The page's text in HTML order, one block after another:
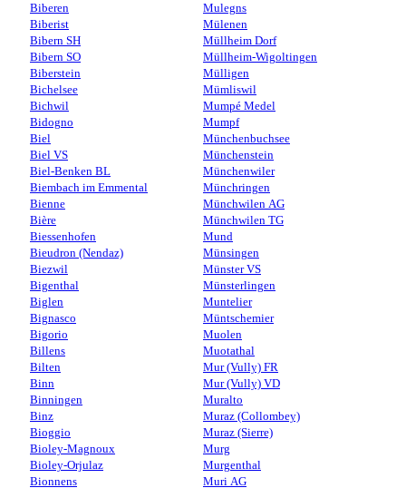
Biberen
Biberist
Bibern SH
Bibern SO
Biberstein
Bichelsee
Bichwil
Bidogno
Biel
Biel VS
Biel-Benken BL
Biembach im Emmental
Bienne
Bière
Biessenhofen
Bieudron (Nendaz)
Biezwil
Bigenthal
Biglen
Bignasco
Bigorio
Billens
Bilten
Binn
Binningen
Binz
Bioggio
Bioley-Magnoux
Bioley-Orjulaz
Bionnens
Mulegns
Mülenen
Müllheim Dorf
Müllheim-Wigoltingen
Mülligen
Mümliswil
Mumpé Medel
Mumpf
Münchenbuchsee
Münchenstein
Münchenwiler
Münchringen
Münchwilen AG
Münchwilen TG
Mund
Münsingen
Münster VS
Münsterlingen
Muntelier
Müntschemier
Muolen
Muotathal
Mur (Vully) FR
Mur (Vully) VD
Muralto
Muraz (Collombey)
Muraz (Sierre)
Murg
Murgenthal
Muri AG